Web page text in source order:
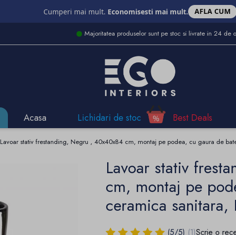
Cumperi mai mult. Economisesti mai mult. AFLA CUM
Majoritatea produselor sunt pe stoc si livrate in 24 de
Acasa Lichidari de stoc Best Deals
Lavoar stativ frestanding, Negru , 40x40x84 cm, montaj pe podea, cu gaura de
Lavoar stativ
cm, montaj pe
ceramica sanitara,
(5/5) (1)Scrie o